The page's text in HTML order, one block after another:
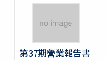
第37期營業報告書